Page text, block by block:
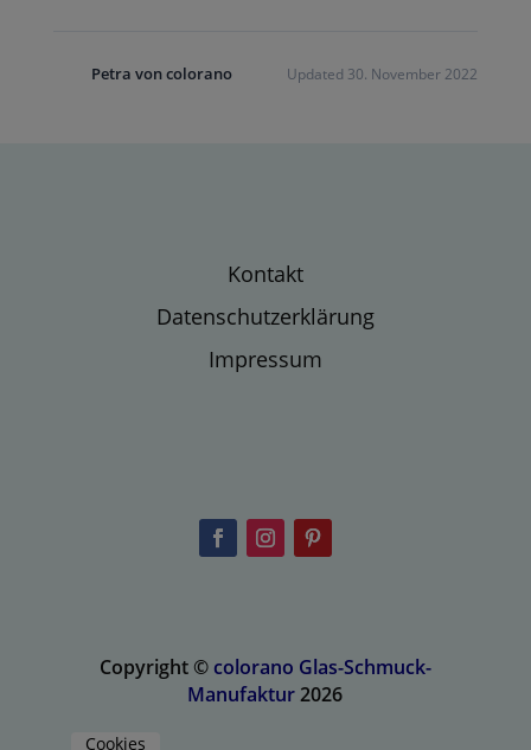
Petra von colorano Updated 30. November 2022
Kontakt
Datenschutzerklärung
Impressum
Copyright © colorano Glas-Schmuck-
Manufaktur2026
Cookies